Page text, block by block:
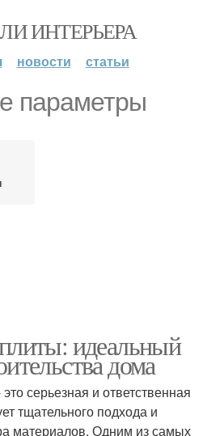
ИНТЕРЬЕРА
новости статьи
параметры
идеальный
дома
серьезная и ответственная
тщательного подхода и
материалов. Одним из самых